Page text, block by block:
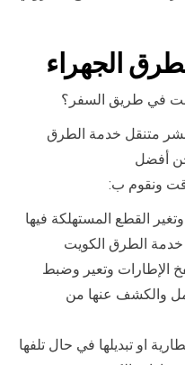
الجهراء
في طريق السفر؟
متنقل خدمة الطرق
أفضل
ونقوم ب:
القطع المستهلكة فيها
الطرق الكويت
الإطارات وتعير وضبط
والكشف عنها من
او تبديلها في حال تلفها